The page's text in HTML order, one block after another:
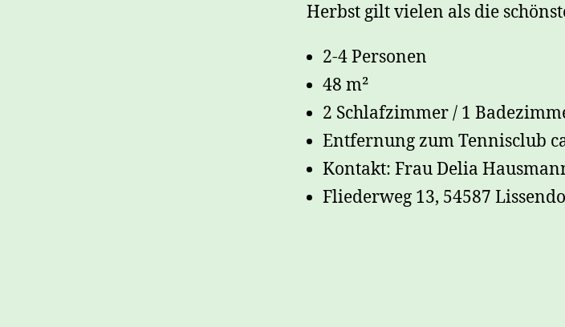
Herbst gilt vielen als die
2-4 Personen
48 m²
2 Schlafzimmer / 1
Entfernung zum Tennisclub
Kontakt: Frau Delia
Fliederweg 13, 54587